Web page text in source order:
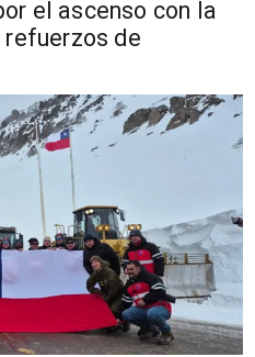
el ascenso con la
de